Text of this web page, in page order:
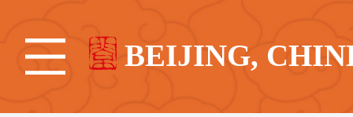
BEIJING,